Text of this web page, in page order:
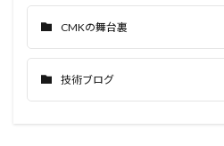
CMKの舞台裏
技術ブログ